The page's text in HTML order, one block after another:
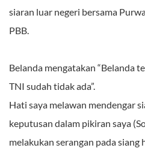
siaran luar negeri bersama
PBB.
Belanda mengatakan “Belanda
TNI sudah tidak ada”.
Hati saya melawan mendengar
keputusan dalam pikiran saya
melakukan serangan pada siang